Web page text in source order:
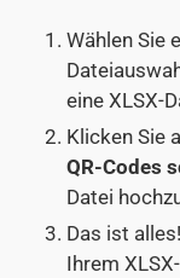
Wählen Sie
eine XLSX-
Klicken Sie
QR-Codes
Datei
Das ist
Ihrem